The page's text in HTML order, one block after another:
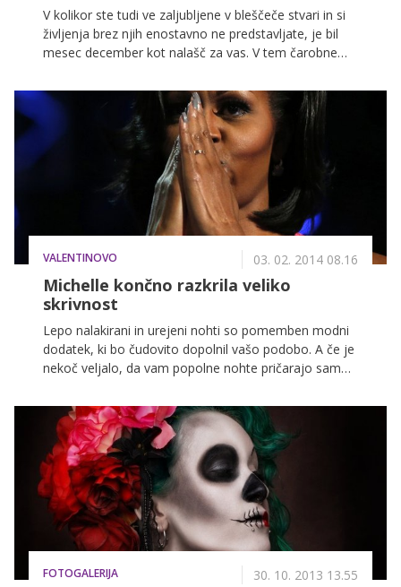
V kolikor ste tudi ve zaljubljene v bleščeče stvari in si
življenja brez njih enostavno ne predstavljate, je bil
mesec december kot nalašč za vas. V tem čarobnem
sprejemljivo - tudi pisane poslikave na nohtih. Vendar
pa obstaja tudi negativna plat te radosti in zabave, saj
je svetleči lak za nohte včasih prav nemogoče
odstraniti. Se tudi ve soočate s podobno težavo?
VALENTINOVO 03. 02. 2014 08.16
Michelle končno razkrila veliko
skrivnost
Lepo nalakirani in urejeni nohti so pomemben modni
dodatek, ki bo čudovito dopolnil vašo podobo. A če je
nekoč veljalo, da vam popolne nohte pričarajo samo
same. Še več, uporabite lahko popolnoma enake
izdelke, kot krasijo nohte vedno urejene prve dame
ZDA Michelle Obama.
FOTOGALERIJA 30. 10. 2013 13.55